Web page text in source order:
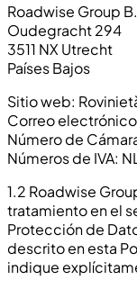
Roadwise Group
Oudegracht 294
3511 NX Utrecht
Países Bajos
Sitio web:
Correo
Número de
Números de IVA:
1.2 Roadwise
tratamiento en el
Protección de
descrito en esta
indique